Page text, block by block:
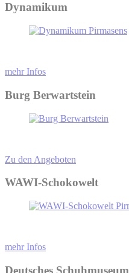
Dynamikum
mehr Infos
Burg Berwartstein
Zu den Angeboten
WAWI-Schokowelt
mehr Infos
Deutsches Schuhmuseum